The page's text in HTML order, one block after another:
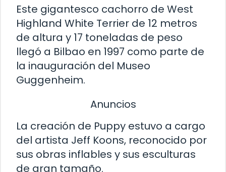
Este gigantesco cachorro de West
Highland White Terrier de 12 metros
de altura y 17 toneladas de peso
llegó a Bilbao en 1997 como parte de
la inauguración del Museo
Guggenheim.
Anuncios
La creación de Puppy estuvo a cargo
del artista Jeff Koons, reconocido por
sus obras inflables y sus esculturas
de gran tamaño.